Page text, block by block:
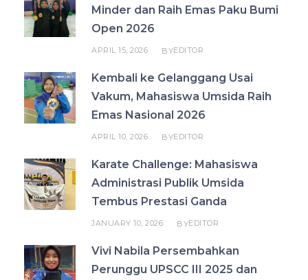
Minder dan Raih Emas Paku Bumi
Open 2026
APRIL 15, 2026 BYEDITOR
Kembali ke Gelanggang Usai
Vakum, Mahasiswa Umsida Raih
Emas Nasional 2026
APRIL 10, 2026 BYEDITOR
Karate Challenge: Mahasiswa
Administrasi Publik Umsida
Tembus Prestasi Ganda
JANUARY 10, 2026 BYEDITOR
Vivi Nabila Persembahkan
Perunggu UPSCC III 2025 dan